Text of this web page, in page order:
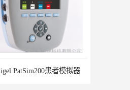
SMR330 SPECT性能模体